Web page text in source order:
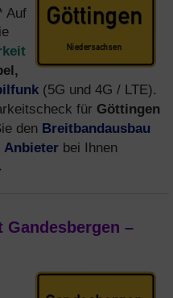
Auf
(5G und 4G / LTE).
für Göttingen
den Breitbandausbau
Anbieter bei Ihnen
Gandesbergen –